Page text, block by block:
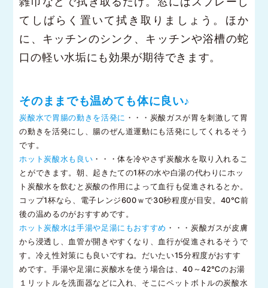
てしばらく置いて拭き取りましょう。ほか
に、キッチンのシンク、キッチンや浴槽の蛇
口の軽い水垢にも効果が期待できます。
そのままでも温めても体に良い♪
炭酸水で胃腸の動きを活発に ・・・炭酸ガスが胃を刺激して胃
の動きを活発にし、腸のぜん道運動にも活発にしてくれるそう
です。
ホット炭酸水も良い ・・・体を冷やさず炭酸水を取り入れるこ
とができます。朝、起きたての1杯の水や白湯の代わりにホッ
ト炭酸水を飲むと炭酸の作用によって血行も促進されるとか。
コップ1杯なら、電子レンジ600ｗで30秒程度が目安。40℃前
後の温めるのがおすすめです。
ホット炭酸水は手湯や足湯にもおすすめ ・・・炭酸ガスが皮膚
から浸透し、血管が開きやすくなり、血行が促進されるそうで
す。冷え性対策にも良いですね。だいたい15分程度がおすす
めです。手湯や足湯に炭酸水を使う場合は、40～42℃のお湯
１リットルを洗面器などに入れ、そこにペットボトルの炭酸水